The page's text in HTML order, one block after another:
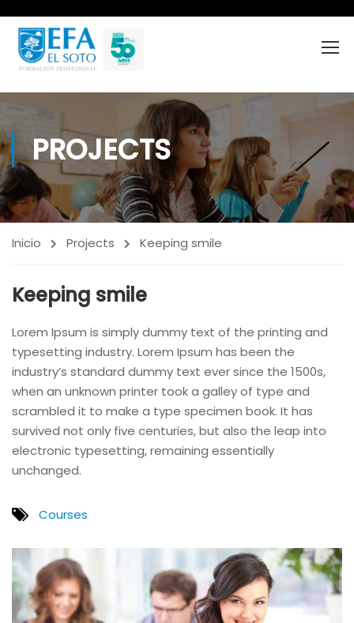
PROJECTS
Inicio Projects Keeping smile
Keeping smile
Lorem Ipsum is simply dummy text of the printing and
typesetting industry. Lorem Ipsum has been the
industry’s standard dummy text ever since the 1500s,
when an unknown printer took a galley of type and
scrambled it to make a type specimen book. It has
survived not only five centuries, but also the leap into
electronic typesetting, remaining essentially
unchanged.
Courses